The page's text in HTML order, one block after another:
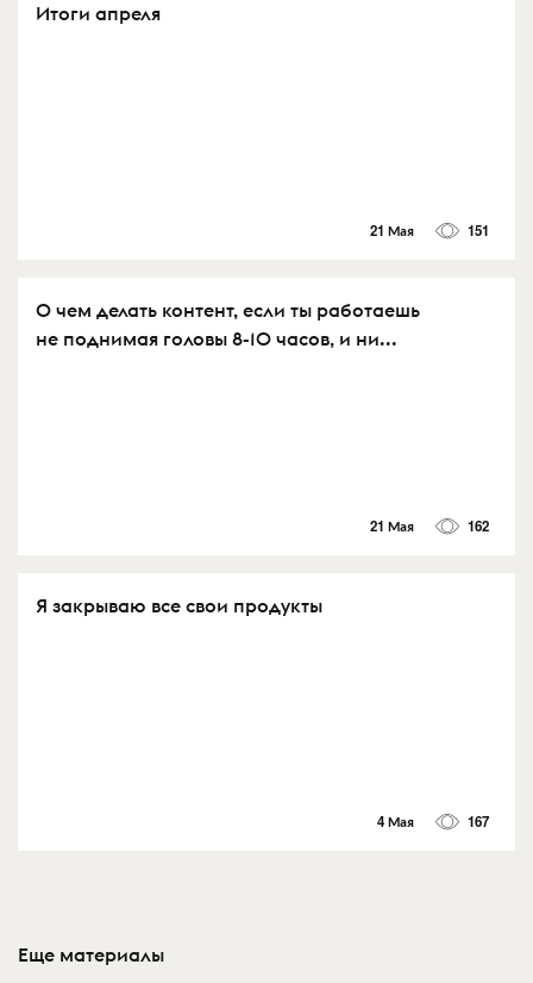
Итоги апреля
21 Мая 151
О чем делать контент, если ты работаешь
не поднимая головы 8-10 часов, и ни...
21 Мая 162
Я закрываю все свои продукты
4 Мая 167
Еще материалы